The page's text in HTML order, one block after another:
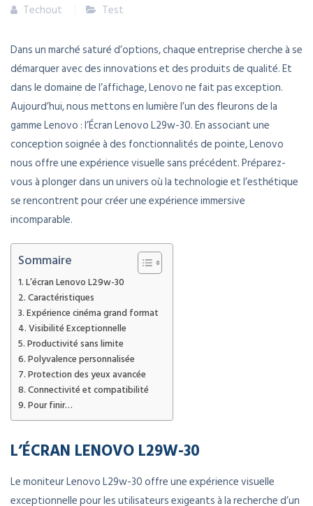
Techout Test
Dans un marché saturé d’options, chaque entreprise cherche à se
démarquer avec des innovations et des produits de qualité. Et
dans le domaine de l’affichage, Lenovo ne fait pas exception.
Aujourd’hui, nous mettons en lumière l’un des fleurons de la
gamme Lenovo : l’Écran Lenovo L29w-30. En associant une
conception soignée à des fonctionnalités de pointe, Lenovo
nous offre une expérience visuelle sans précédent. Préparez-
vous à plonger dans un univers où la technologie et l’esthétique
se rencontrent pour créer une expérience immersive
incomparable.
Sommaire
L’écran Lenovo L29w-30
Caractéristiques
Expérience cinéma grand format
Visibilité Exceptionnelle
Productivité sans limite
Polyvalence personnalisée
Protection des yeux avancée
Connectivité et compatibilité
Pour finir…
L’ÉCRAN LENOVO L29W-30
Le moniteur Lenovo L29w-30 offre une expérience visuelle
exceptionnelle pour les utilisateurs exigeants à la recherche d’un